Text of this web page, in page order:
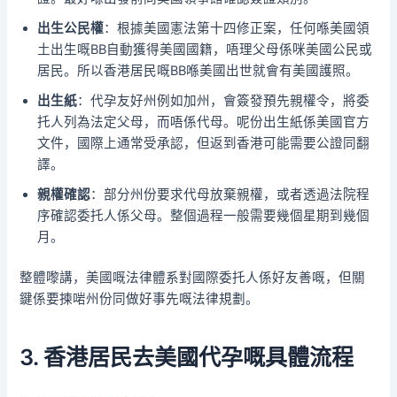
出生公民權：根據美國憲法第十四修正案，任何喺美國領
土出生嘅BB自動獲得美國國籍，唔理父母係咪美國公民或
居民。所以香港居民嘅BB喺美國出世就會有美國護照。
出生紙：代孕友好州例如加州，會簽發預先親權令，將委
托人列為法定父母，而唔係代母。呢份出生紙係美國官方
文件，國際上通常受承認，但返到香港可能需要公證同翻
譯。
親權確認：部分州份要求代母放棄親權，或者透過法院程
序確認委托人係父母。整個過程一般需要幾個星期到幾個
月。
整體嚟講，美國嘅法律體系對國際委托人係好友善嘅，但關
鍵係要揀啱州份同做好事先嘅法律規劃。
3. 香港居民去美國代孕嘅具體流程